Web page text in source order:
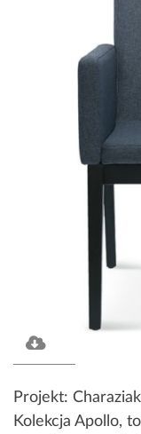
Projekt:
Kolekcja Apollo,